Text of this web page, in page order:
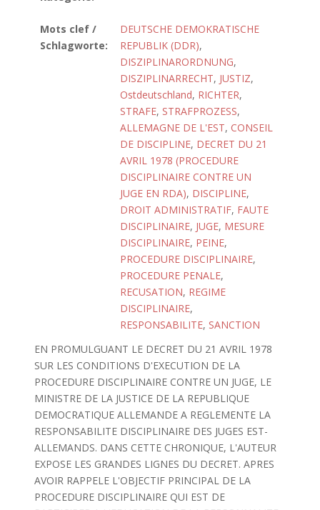
Mots clef /
Schlagworte:
DEUTSCHE DEMOKRATISCHE
REPUBLIK (DDR),
DISZIPLINARORDNUNG,
DISZIPLINARRECHT, JUSTIZ,
Ostdeutschland, RICHTER,
STRAFE, STRAFPROZESS,
ALLEMAGNE DE L'EST, CONSEIL
DE DISCIPLINE, DECRET DU 21
AVRIL 1978 (PROCEDURE
DISCIPLINAIRE CONTRE UN
JUGE EN RDA), DISCIPLINE,
DROIT ADMINISTRATIF, FAUTE
DISCIPLINAIRE, JUGE, MESURE
DISCIPLINAIRE, PEINE,
PROCEDURE DISCIPLINAIRE,
PROCEDURE PENALE,
RECUSATION, REGIME
DISCIPLINAIRE,
RESPONSABILITE, SANCTION
EN PROMULGUANT LE DECRET DU 21 AVRIL 1978
SUR LES CONDITIONS D'EXECUTION DE LA
PROCEDURE DISCIPLINAIRE CONTRE UN JUGE, LE
MINISTRE DE LA JUSTICE DE LA REPUBLIQUE
DEMOCRATIQUE ALLEMANDE A REGLEMENTE LA
RESPONSABILITE DISCIPLINAIRE DES JUGES EST-
ALLEMANDS. DANS CETTE CHRONIQUE, L'AUTEUR
EXPOSE LES GRANDES LIGNES DU DECRET. APRES
AVOIR RAPPELE L'OBJECTIF PRINCIPAL DE LA
PROCEDURE DISCIPLINAIRE QUI EST DE